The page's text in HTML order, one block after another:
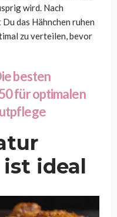
wird. Nach
das Hähnchen ruhen
zu verteilen, bevor
besten
für optimalen
ist ideal